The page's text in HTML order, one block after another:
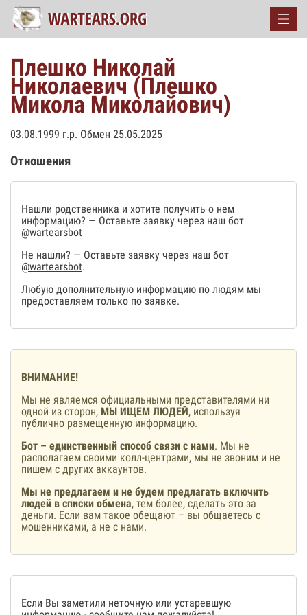
Плешко Николай
Николаевич (Плешко
Микола Миколайович)
03.08.1999 г.р. Обмен 25.05.2025
Отношения
Нашли родственника и хотите получить о нем
информацию? — Оставьте заявку через наш бот
@wartearsbot
Не нашли? — Оставьте заявку через наш бот
@wartearsbot.
Любую дополнительную информацию по людям мы
предоставляем только по заявке.
ВНИМАНИЕ!
Мы не являемся официальными представителями ни
одной из сторон, МЫ ИЩЕМ ЛЮДЕЙ, используя
публично размещенную информацию.
Бот – единственный способ связи с нами. Мы не
располагаем своими колл-центрами, мы не звоним и не
пишем с других аккаунтов.
Мы не предлагаем и не будем предлагать включить
людей в списки обмена, тем более, сделать это за
деньги. Если вам такое обещают – вы общаетесь с
мошенниками, а не с нами.
Если Вы заметили неточную или устаревшую